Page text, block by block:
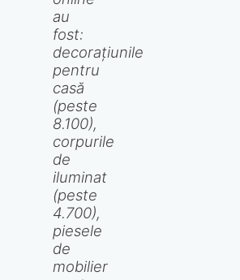
au
fost:
decorațiunile
pentru
casă
(peste
8.100),
corpurile
de
iluminat
(peste
4.700),
piesele
de
mobilier